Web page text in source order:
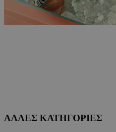
ΑΛΛΕΣ ΚΑΤΗΓΟΡΙΕΣ